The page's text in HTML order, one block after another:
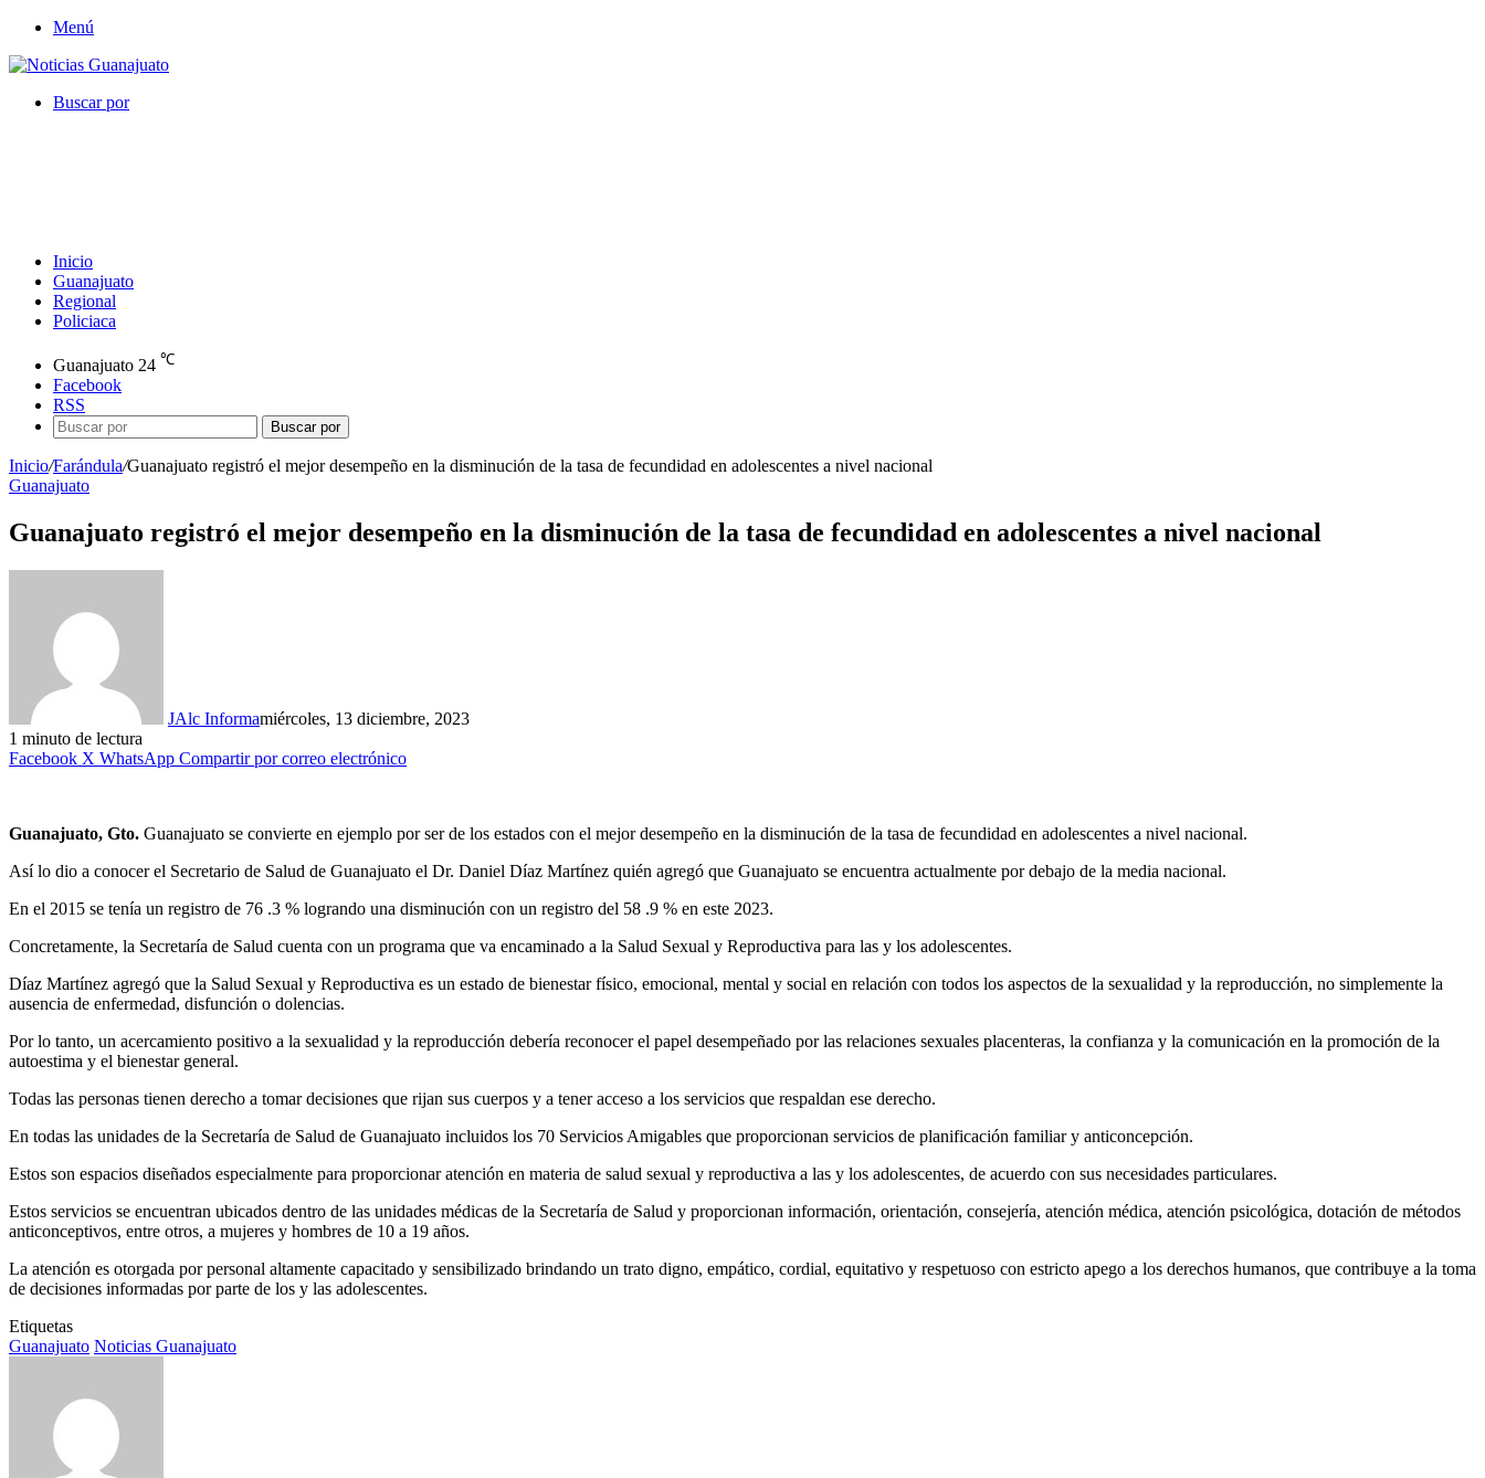
Menú
Buscar por
Inicio
Guanajuato
Regional
Policiaca
Guanajuato 24 ℃
Facebook
RSS
Buscar por
Inicio/Farándula/Guanajuato registró el mejor desempeño en la disminución de la tasa de fecundidad en adolescentes a nivel nacional
Guanajuato
Guanajuato registró el mejor desempeño en la disminución de la tasa de fecundidad en adolescentes a nivel nacional
JAlc Informamiércoles, 13 diciembre, 2023
1 minuto de lectura
Facebook X WhatsApp Compartir por correo electrónico
Guanajuato, Gto. Guanajuato se convierte en ejemplo por ser de los estados con el mejor desempeño en la disminución de la tasa de fecundidad en adolescentes a nivel nacional.
Así lo dio a conocer el Secretario de Salud de Guanajuato el Dr. Daniel Díaz Martínez quién agregó que Guanajuato se encuentra actualmente por debajo de la media nacional.
En el 2015 se tenía un registro de 76 .3 % logrando una disminución con un registro del 58 .9 % en este 2023.
Concretamente, la Secretaría de Salud cuenta con un programa que va encaminado a la Salud Sexual y Reproductiva para las y los adolescentes.
Díaz Martínez agregó que la Salud Sexual y Reproductiva es un estado de bienestar físico, emocional, mental y social en relación con todos los aspectos de la sexualidad y la reproducción, no simplemente la
ausencia de enfermedad, disfunción o dolencias.
Por lo tanto, un acercamiento positivo a la sexualidad y la reproducción debería reconocer el papel desempeñado por las relaciones sexuales placenteras, la confianza y la comunicación en la promoción de la
autoestima y el bienestar general.
Todas las personas tienen derecho a tomar decisiones que rijan sus cuerpos y a tener acceso a los servicios que respaldan ese derecho.
En todas las unidades de la Secretaría de Salud de Guanajuato incluidos los 70 Servicios Amigables que proporcionan servicios de planificación familiar y anticoncepción.
Estos son espacios diseñados especialmente para proporcionar atención en materia de salud sexual y reproductiva a las y los adolescentes, de acuerdo con sus necesidades particulares.
Estos servicios se encuentran ubicados dentro de las unidades médicas de la Secretaría de Salud y proporcionan información, orientación, consejería, atención médica, atención psicológica, dotación de métodos
anticonceptivos, entre otros, a mujeres y hombres de 10 a 19 años.
La atención es otorgada por personal altamente capacitado y sensibilizado brindando un trato digno, empático, cordial, equitativo y respetuoso con estricto apego a los derechos humanos, que contribuye a la toma
de decisiones informadas por parte de los y las adolescentes.
Etiquetas
Guanajuato Noticias Guanajuato